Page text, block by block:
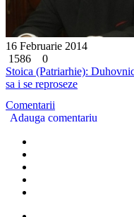
16 Februarie 2014
1586
0
Stoica (Patriarhie):
sa i se reproseze
Comentarii
Adauga comentariu